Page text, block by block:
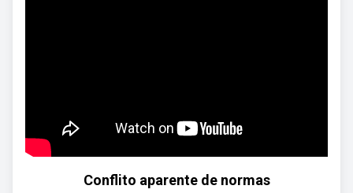
Conflito aparente de normas